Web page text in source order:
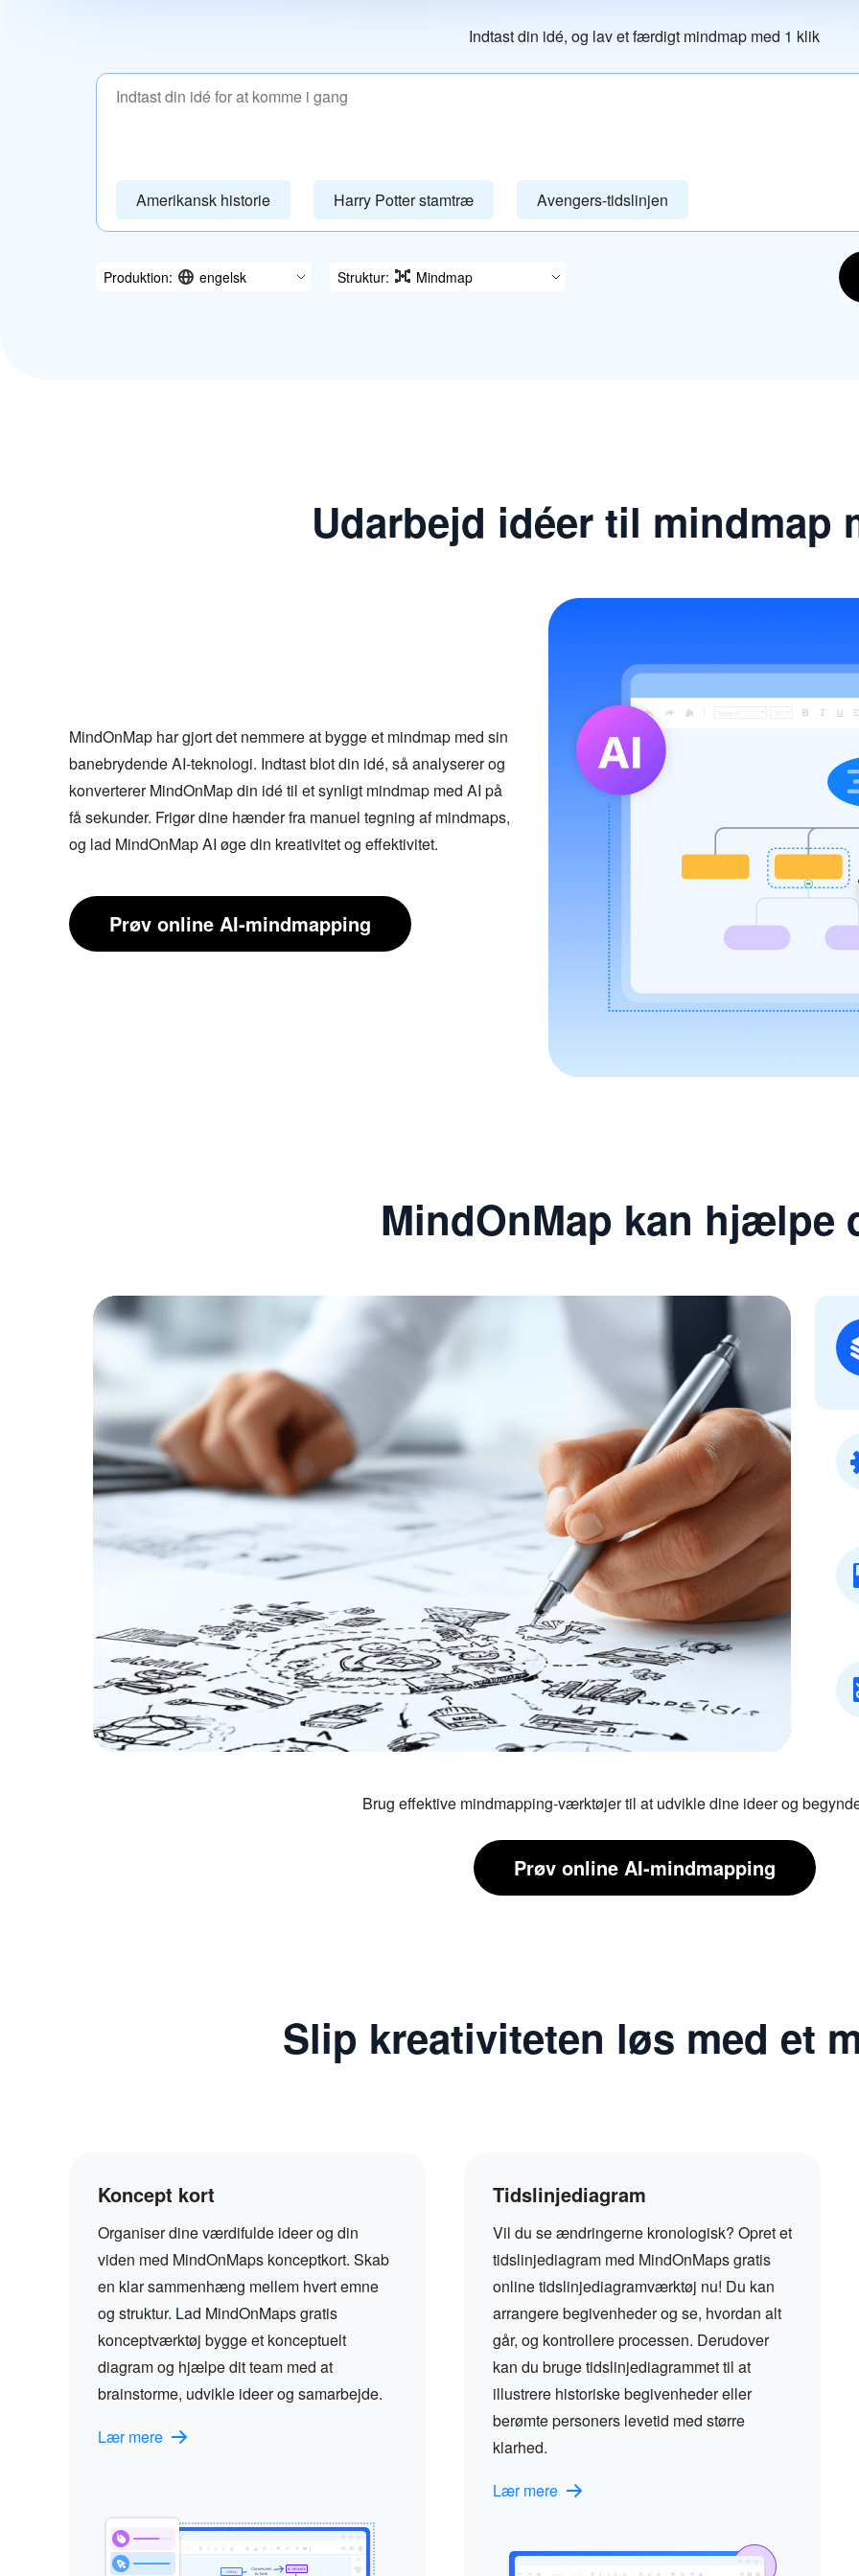
Indtast din idé, og lav et færdigt mindmap med 1 klik
Amerikansk historie Harry Potter stamtræ Avengers-tidslinjen
Produktion: engelsk Struktur: Mindmap
Udarbejd idéer til mindmap
MindOnMap har gjort det nemmere at bygge et mindmap med sin
banebrydende AI-teknologi. Indtast blot din idé, så analyserer og
konverterer MindOnMap din idé til et synligt mindmap med AI på
få sekunder. Frigør dine hænder fra manuel tegning af mindmaps,
og lad MindOnMap AI øge din kreativitet og effektivitet.
Prøv online AI-mindmapping
MindOnMap kan hjælpe
Brug effektive mindmapping-værktøjer til at udvikle dine ideer og
Prøv online AI-mindmapping
Slip kreativiteten løs med et
Koncept kort
Organiser dine værdifulde ideer og din
viden med MindOnMaps konceptkort. Skab
en klar sammenhæng mellem hvert emne
og struktur. Lad MindOnMaps gratis
konceptværktøj bygge et konceptuelt
diagram og hjælpe dit team med at
brainstorme, udvikle ideer og samarbejde.
Lær mere
Tidslinjediagram
Vil du se ændringerne kronologisk? Opret et
tidslinjediagram med MindOnMaps gratis
online tidslinjediagramværktøj nu! Du kan
arrangere begivenheder og se, hvordan alt
går, og kontrollere processen. Derudover
kan du bruge tidslinjediagrammet til at
illustrere historiske begivenheder eller
berømte personers levetid med større
klarhed.
Lær mere